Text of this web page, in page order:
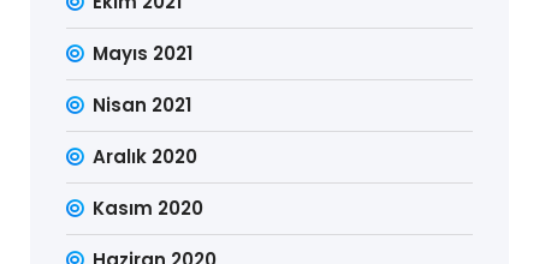
Mayıs 2021
Nisan 2021
Aralık 2020
Kasım 2020